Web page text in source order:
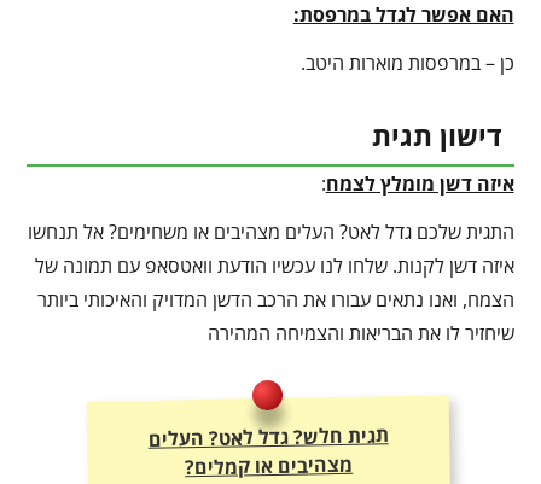
האם אפשר לגדל במרפסת:
כן – במרפסות מוארות היטב.
דישון תגית
איזה דשן מומלץ לצמח:
התגית שלכם גדל לאט? העלים מצהיבים או משחימים? אל תנחשו
איזה דשן לקנות. שלחו לנו עכשיו הודעת וואטסאפ עם תמונה של
הצמח, ואנו נתאים עבורו את הרכב הדשן המדויק והאיכותי ביותר
שיחזיר לו את הבריאות והצמיחה המהירה
תגית חלש? גדל לאט? העלים
מצהיבים או קמלים?